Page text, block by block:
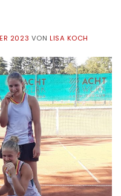
2023 VON LISA KOCH